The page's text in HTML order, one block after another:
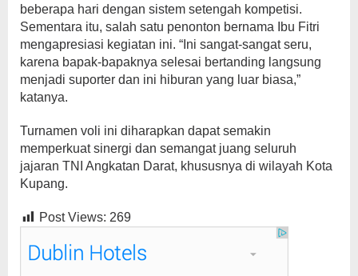
beberapa hari dengan sistem setengah kompetisi.
Sementara itu, salah satu penonton bernama Ibu Fitri
mengapresiasi kegiatan ini. “Ini sangat-sangat seru,
karena bapak-bapaknya selesai bertanding langsung
menjadi suporter dan ini hiburan yang luar biasa,”
katanya.
Turnamen voli ini diharapkan dapat semakin
memperkuat sinergi dan semangat juang seluruh
jajaran TNI Angkatan Darat, khususnya di wilayah Kota
Kupang.
Post Views: 269